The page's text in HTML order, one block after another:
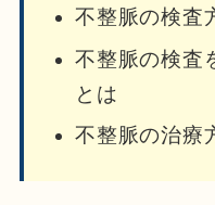
不整脈の検査
不整脈の検査
とは
不整脈の治療